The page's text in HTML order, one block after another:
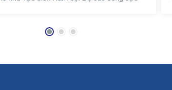
của sóng, vì những sóng lớn thường gây